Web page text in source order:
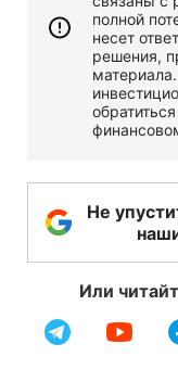
полной
несет
решения,
Не
Или